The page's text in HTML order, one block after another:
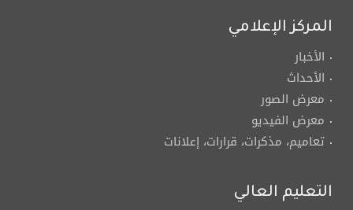
المركز الإعلامي
الأخبار
الأحداث
معرض الصور
معرض الفيديو
تعاميم، مذكرات، قرارات، إعلانات
التعليم العالي